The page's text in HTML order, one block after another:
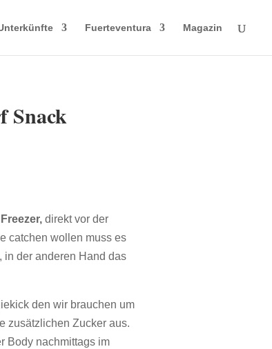
Fuerteventura Magazin
Snack
direkt vor der
catchen wollen muss es
in der anderen Hand das
den wir brauchen um
zusätzlichen Zucker aus.
Body nachmittags im